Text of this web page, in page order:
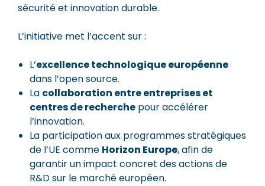
sécurité et innovation durable.
L’initiative met l’accent sur :
L’excellence technologique européenne
dans l’open source.
La collaboration entre entreprises et
centres de recherche pour accélérer
l’innovation.
La participation aux programmes stratégiques
de l’UE comme Horizon Europe, afin de
garantir un impact concret des actions de
R&D sur le marché européen.